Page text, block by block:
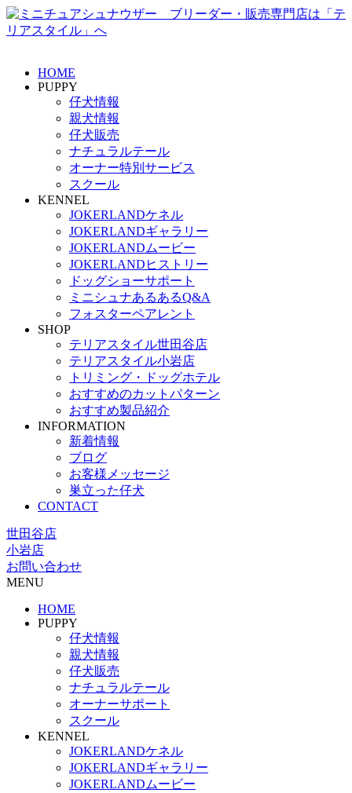
HOME
PUPPY
仔犬情報
親犬情報
仔犬販売
ナチュラルテール
オーナー特別サービス
スクール
KENNEL
JOKERLANDケネル
JOKERLANDギャラリー
JOKERLANDムービー
JOKERLANDヒストリー
ドッグショーサポート
ミニシュナあるあるQ&A
フォスターペアレント
SHOP
テリアスタイル世田谷店
テリアスタイル小岩店
トリミング・ドッグホテル
おすすめのカットパターン
おすすめ製品紹介
INFORMATION
新着情報
ブログ
お客様メッセージ
巣立った仔犬
CONTACT
世田谷店
小岩店
お問い合わせ
MENU
HOME
PUPPY
仔犬情報
親犬情報
仔犬販売
ナチュラルテール
オーナーサポート
スクール
KENNEL
JOKERLANDケネル
JOKERLANDギャラリー
JOKERLANDムービー